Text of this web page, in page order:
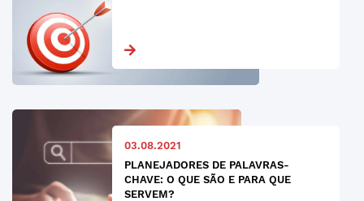
03.08.2021
PLANEJADORES DE PALAVRAS-
CHAVE: O QUE SÃO E PARA QUE
SERVEM?